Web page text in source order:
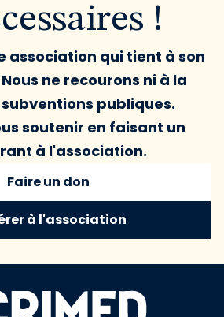
!
association qui tient à son
ne recourons ni à la
publiques.
soutenir en faisant un
à l'association.
Faire un don
à l'association